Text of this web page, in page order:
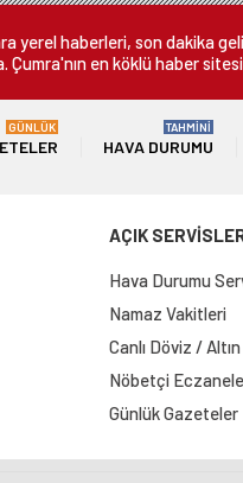
yerel haberleri, son dakika
Çumra'nın en köklü haber
GÜNLÜK
HAVA DURUMU
TAHMİNİ
AÇIK
Hava Durumu
Namaz Vakitleri
Canlı Döviz / Altın
Nöbetçi
Günlük Gazeteler